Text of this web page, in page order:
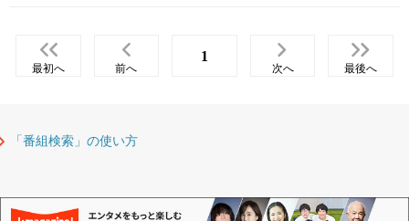
最初へ 前へ
1
次へ 最後へ
「番組検索」の使い方